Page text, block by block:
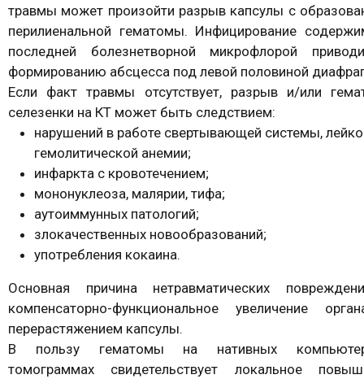
травмы может произойти разрыв капсулы с
перилиенальной гематомы. Инфицирование
последней болезнетворной микрофлорой
формированию абсцесса под левой половиной
Если факт травмы отсутствует, разрыв и/или
селезенки на КТ может быть следствием:
нарушений в работе свертывающей системы,
гемолитической анемии;
инфаркта с кровотечением;
мононуклеоза, малярии, тифа;
аутоиммунных патологий;
злокачественных новообразований;
употребления кокаина.
Основная причина нетравматических
компенсаторно-функциональное увеличение
перерастяжением капсулы.
В пользу гематомы на нативных
томограммах свидетельствует локальное